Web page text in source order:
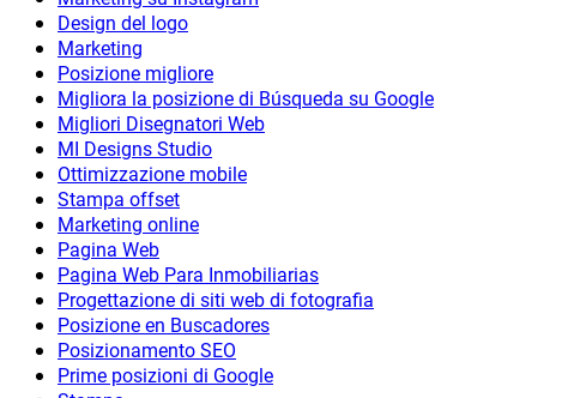
Design del logo
Marketing
Posizione migliore
Migliora la posizione di Búsqueda su Google
Migliori Disegnatori Web
MI Designs Studio
Ottimizzazione mobile
Stampa offset
Marketing online
Pagina Web
Pagina Web Para Inmobiliarias
Progettazione di siti web di fotografia
Posizione en Buscadores
Posizionamento SEO
Prime posizioni di Google